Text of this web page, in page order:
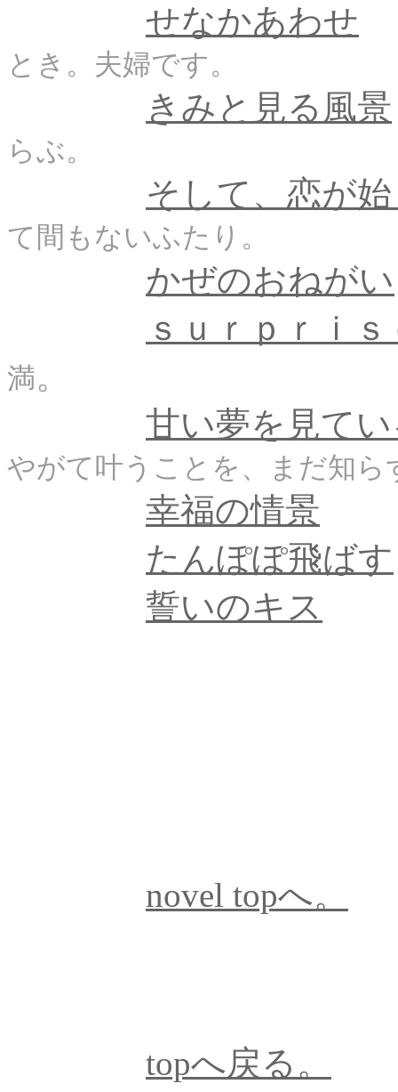
せなかあわせ
とき。夫婦です。
きみと見る風景
らぶ。
そして、恋が
て間もないふたり。
かぜのおねがい
ｓｕｒｐｒｉ
満。
甘い夢を見て
やがて叶うことを、まだ知ら
幸福の情景
たんぽぽ飛ばす
誓いのキス
novel topへ。
topへ戻る。